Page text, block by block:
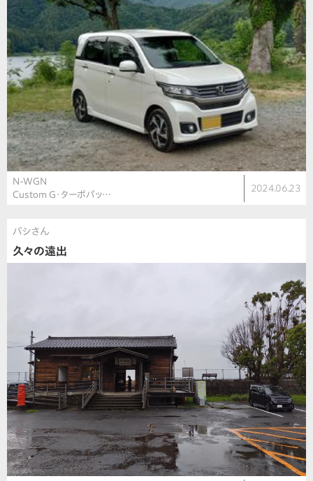
N-WGN
Custom G・ターボパッ…
2024.06.23
バシさん
久々の遠出